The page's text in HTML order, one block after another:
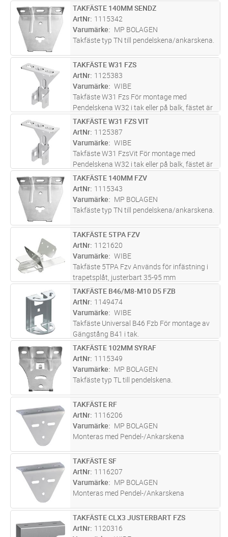
ST Lägg i kundvagn
TAKFÄSTE 140MM SENDZ
ArtNr 1115342
Varumärke
MP BOLAGEN
Takfäste typ TN till pendelskena/ankarskena.
ST Lägg i kundvagn
TAKFÄSTE W31 FZS
ArtNr 1125383
Varumärke
WIBE
Takfäste W31 Fzs För montage med
Pendelskena W32 i tak eller på balk, fästet är
vridbart 90°
ST Lägg i kundvagn
TAKFÄSTE W31 FZS VIT
ArtNr 1125387
Varumärke
WIBE
Takfäste W31 FzsVit För montage med
Pendelskena W32 i tak eller på balk, fästet är
vridbart 90°
ST Lägg i kundvagn
TAKFÄSTE 140MM FZV
ArtNr 1115343
Varumärke
MP BOLAGEN
Takfäste typ TN till pendelskena/ankarskena.
ST Lägg i kundvagn
TAKFÄSTE 5TPA FZV
ArtNr 1121620
Varumärke
WIBE
Takfäste 5TPA Fzv Används för infästning i
trapetsplåt, justerbart 35-95 mm
ST Lägg i kundvagn
TAKFÄSTE B46/M8-M10 D5 FZB
ArtNr 1149474
Varumärke
WIBE
Takfäste Universal B46 Fzb För montage av
Gängstång B41 i tak.
ST Lägg i kundvagn
TAKFÄSTE 102MM SYRAF
ArtNr 1115349
Varumärke
MP BOLAGEN
Takfäste typ TL till pendelskena.
ST Lägg i kundvagn
TAKFÄSTE RF
ArtNr 1116206
Varumärke
MP BOLAGEN
Monteras med Pendel-/Ankarskena
ST Lägg i kundvagn
TAKFÄSTE SF
ArtNr 1116207
Varumärke
MP BOLAGEN
Monteras med Pendel-/Ankarskena
ST Lägg i kundvagn
TAKFÄSTE CLX3 JUSTERBART FZS
ArtNr 1120316